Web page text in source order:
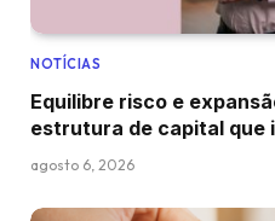
NOTÍCIAS
Equilibre risco e
estrutura de capital que
agosto 6, 2026